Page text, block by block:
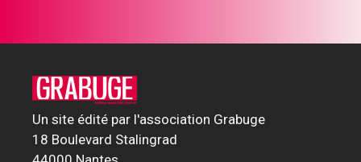
Un site édité par l'association Grabuge
18 Boulevard Stalingrad